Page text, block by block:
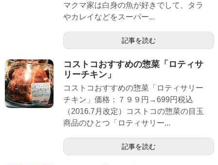
マクマ家は白身の魚が好きでして、タラ
やカレイなどをスーパー...
記事を読む
コストコおすすめの惣菜「ロティサ
リーチキン」
コストコおすすめの惣菜「ロティサリー
チキン」価格：７９９円→699円税込
（2016.7月改定）コストコの惣菜の目玉
商品のひとつ「ロティサリー...
記事を読む